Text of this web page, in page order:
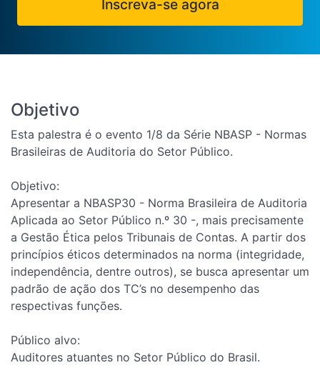
Inscreva-se agora
Objetivo
Esta palestra é o evento 1/8 da Série NBASP - Normas
Brasileiras de Auditoria do Setor Público.
Objetivo:
Apresentar a NBASP30 - Norma Brasileira de Auditoria
Aplicada ao Setor Público n.º 30 -, mais precisamente
a Gestão Ética pelos Tribunais de Contas. A partir dos
princípios éticos determinados na norma (integridade,
independência, dentre outros), se busca apresentar um
padrão de ação dos TC’s no desempenho das
respectivas funções.
Público alvo:
Auditores atuantes no Setor Público do Brasil.